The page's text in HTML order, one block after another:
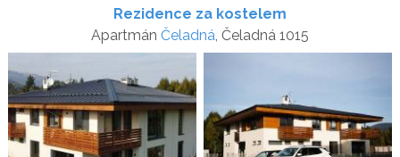
Rezidence za kostelem
Apartmán Čeladná, Čeladná 1015